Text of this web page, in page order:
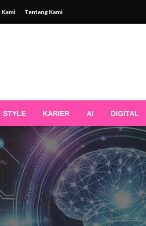
Tentang Kami
STYLE KARIER AI DIGITAL